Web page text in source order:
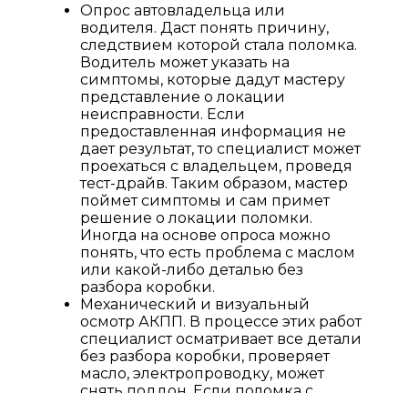
Опрос автовладельца или
водителя. Даст понять причину,
следствием которой стала поломка.
Водитель может указать на
симптомы, которые дадут мастеру
представление о локации
неисправности. Если
предоставленная информация не
дает результат, то специалист может
проехаться с владельцем, проведя
тест-драйв. Таким образом, мастер
поймет симптомы и сам примет
решение о локации поломки.
Иногда на основе опроса можно
понять, что есть проблема с маслом
или какой-либо деталью без
разбора коробки.
Механический и визуальный
осмотр АКПП. В процессе этих работ
специалист осматривает все детали
без разбора коробки, проверяет
масло, электропроводку, может